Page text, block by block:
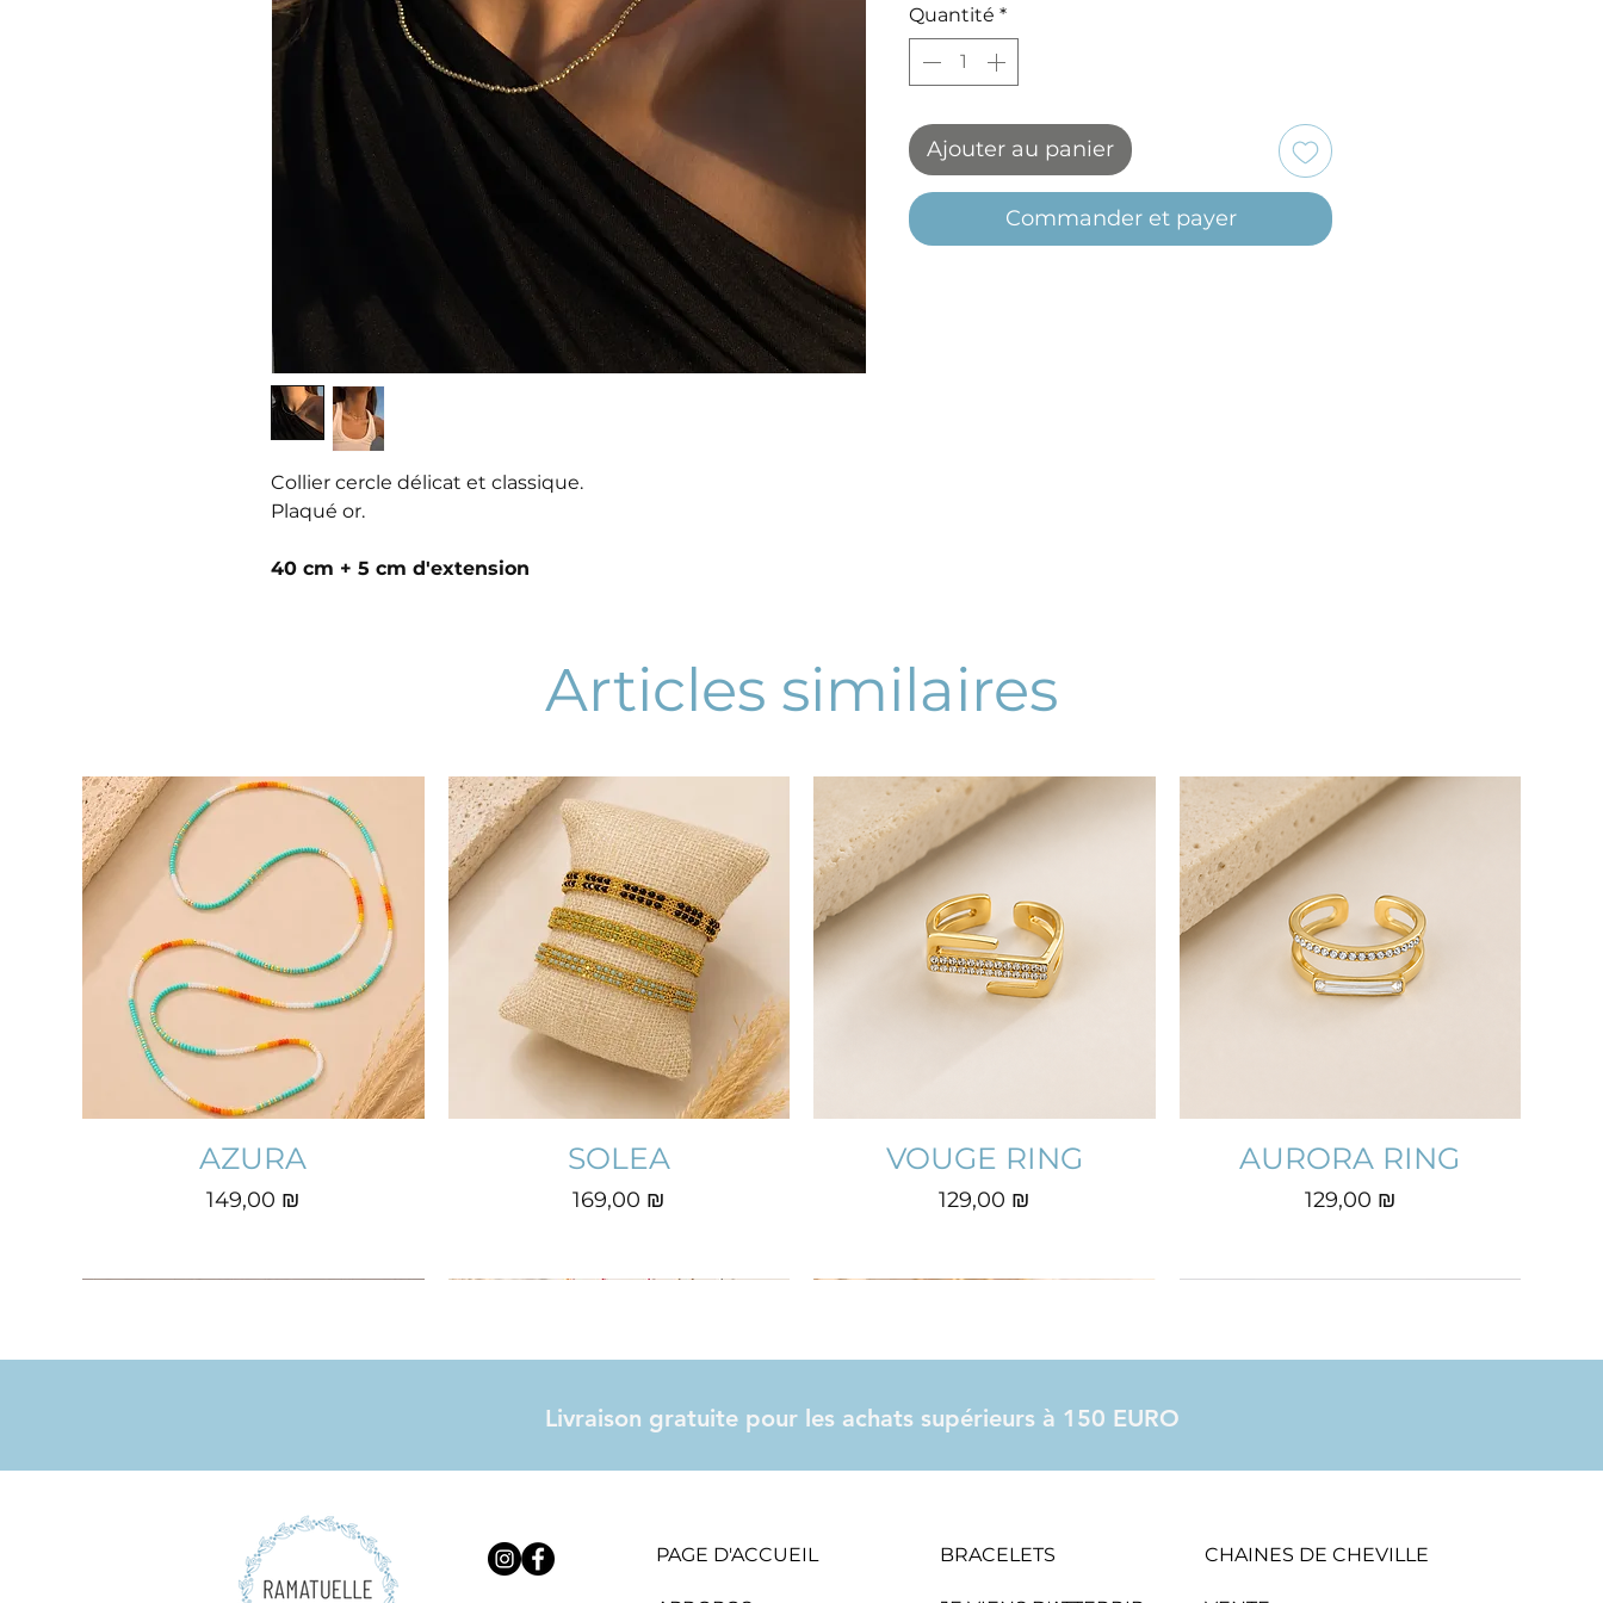
Collier cercle délicat et classique.
Plaqué or.
40 cm + 5 cm d'extension
Quantité *
Ajouter au panier
Commander et payer
Articles similaires
AZURA
Prix
149,00 ₪
SOLEA
Prix
169,00 ₪
VOUGE RING
Prix
129,00 ₪
AURORA RING
Prix
129,00 ₪
Livraison gratuite pour les achats supérieurs à 150 EURO
PAGE D'ACCUEIL BRACELETS CHAINES DE CHEVILLE